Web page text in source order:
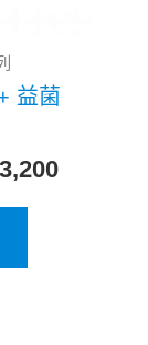
益菌
3,200